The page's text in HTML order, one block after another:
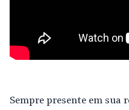
Sempre presente em sua